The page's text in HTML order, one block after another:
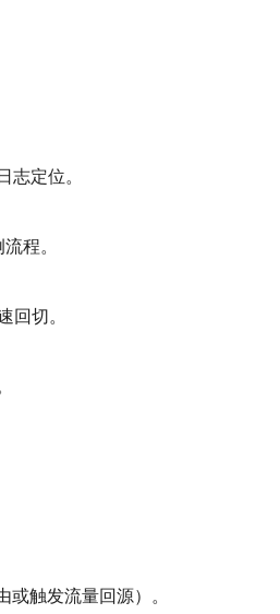
志定位。
程。
回切。
触发流量回源）。